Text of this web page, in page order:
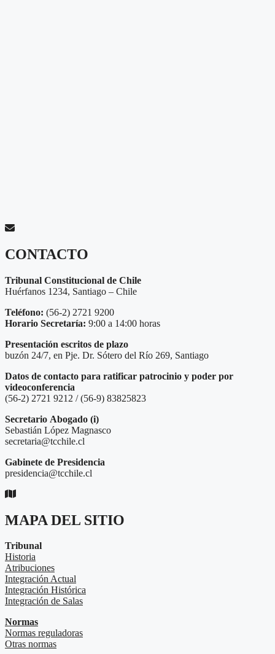
CONTACTO
Tribunal Constitucional de Chile
Huérfanos 1234, Santiago – Chile
Teléfono: (56-2) 2721 9200
Horario Secretaría: 9:00 a 14:00 horas
Presentación escritos de plazo
buzón 24/7, en Pje. Dr. Sótero del Río 269, Santiago
Datos de contacto para ratificar patrocinio y poder por
videoconferencia
(56-2) 2721 9212 / (56-9) 83825823
Secretario Abogado (i)
Sebastián López Magnasco
secretaria@tcchile.cl
Gabinete de Presidencia
presidencia@tcchile.cl
MAPA DEL SITIO
Tribunal
Historia
Atribuciones
Integración Actual
Integración Histórica
Integración de Salas
Normas
Normas reguladoras
Otras normas